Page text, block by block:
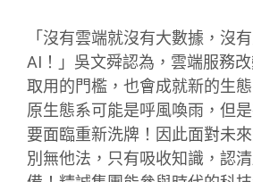
「沒有雲端就沒有大數據，沒
AI！」吳文舜認為，雲端服務
取用的門檻，也會成就新的生
原生態系可能是呼風喚雨，但
要面臨重新洗牌！因此面對未
別無他法，只有吸收知識，認